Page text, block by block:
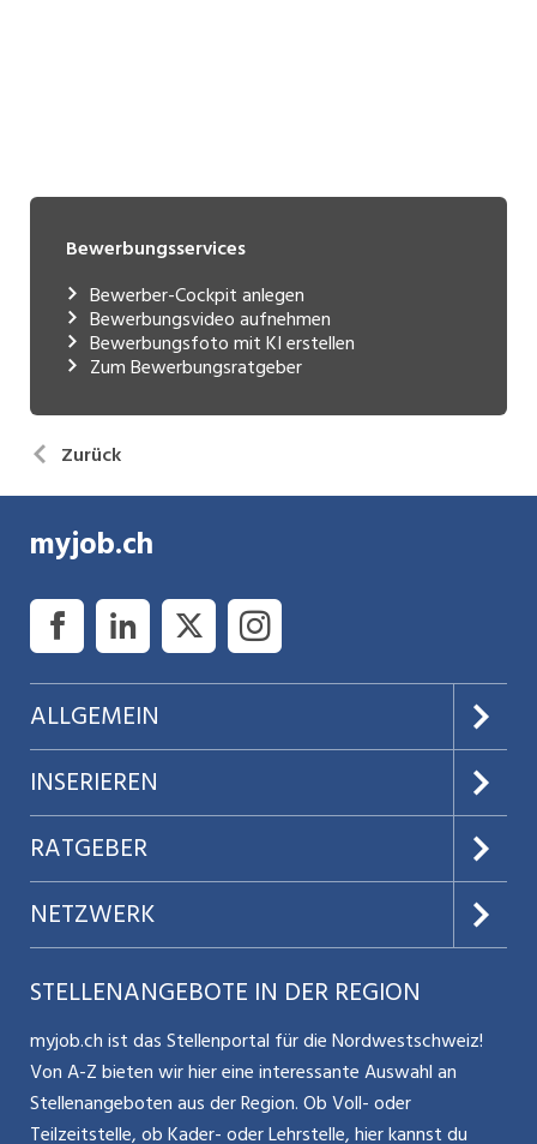
Bewerbungsservices
Bewerber-Cockpit anlegen
Bewerbungsvideo aufnehmen
Bewerbungsfoto mit KI erstellen
Zum Bewerbungsratgeber
Zurück
myjob.ch
ALLGEMEIN
Über uns
AGB
Datenschutz
Nutzungsbedingungen
Glossar
Kontakt
Impressum
INSERIEREN
Preise & Leistungen
Jobs verwalten
Benutzermanual
Bewerber-Cockpit
RATGEBER
Teilzeit / Flexible Arbeitsmodelle
Mitarbeiter 50+ / Pensionierung
Karriere allgemein
NETZWERK
Aargauerzeitung.ch
CH Media
ostjob.ch
STELLENANGEBOTE IN DER REGION
myjob.ch ist das Stellenportal für die Nordwestschweiz!
Von A-Z bieten wir hier eine interessante Auswahl an
Stellenangeboten aus der Region. Ob Voll- oder
Teilzeitstelle, ob Kader- oder Lehrstelle, hier kannst du